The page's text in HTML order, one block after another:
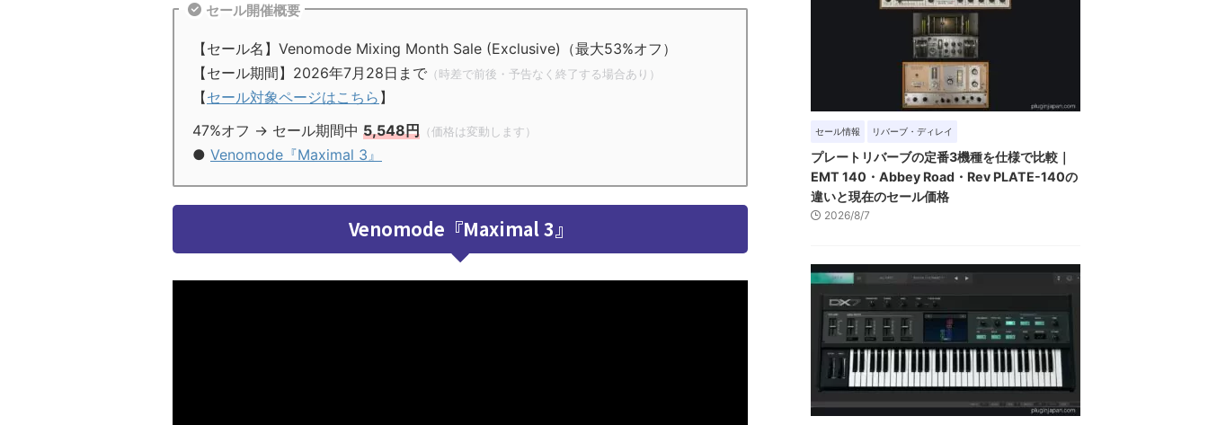
セール開催概要
【セール名】Venomode Mixing Month Sale (Exclusive)（最大53%オフ）
【セール期間】2026年7月28日まで （時差で前後・予告なく終了する場合あり）
【セール対象ページはこちら 】
47%オフ → セール期間中 5,548円 （価格は変動します）
● Venomode『Maximal 3』
Venomode『Maximal 3』
セール情報 リバーブ・ディレイ
プレートリバーブの定番3機種を仕様で比較｜
EMT 140・Abbey Road・Rev PLATE-140の
違いと現在のセール価格
2026/8/7